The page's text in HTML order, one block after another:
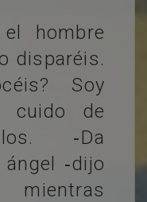
hombre
disparéis.
Soy
cuido de
‐Da
‐dijo
mientras